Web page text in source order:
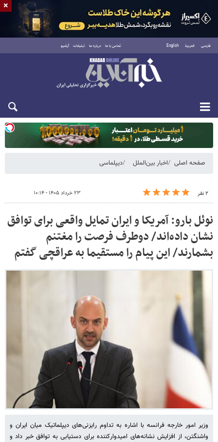
فارسی العربية English تماس با ما درباره ما تبلیغات آرشیو
یکشنبه ۱۸ مرداد ۱۴۰۵
صفحه اصلی اخبار بین‌الملل دیپلماسی
۲ نفر ۲۳ خرداد ۱۴۰۵ - ۱۰:۱۴
نوئل بارو: آمریکا و ایران تمایل واقعی برای توافق
نشان داده‌اند/ دوطرف فرصت را مغتنم
بشمارند/ این پیام را مستقیما به عراقچی گفتم
وزیر امور خارجه فرانسه با اشاره به تداوم رایزنی‌های دیپلماتیک میان ایران و
واشنگتن، از افزایش نشانه‌های امیدوارکننده برای دستیابی به توافق خبر داد و
×